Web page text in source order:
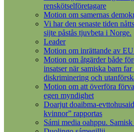
renskötselföretagare
Motion om samernas
Vi har den senaste tiden
sijte påstås tjuvbeta i Norge.
Leader
Motion om inrättande av
Motion om åtgärder både
insatser när samiska barn
diskriminering och
Motion om att överföra
egen myndighet
Doarjut doaibma-
kvinnor” rapportas
Sámi media oahppu.